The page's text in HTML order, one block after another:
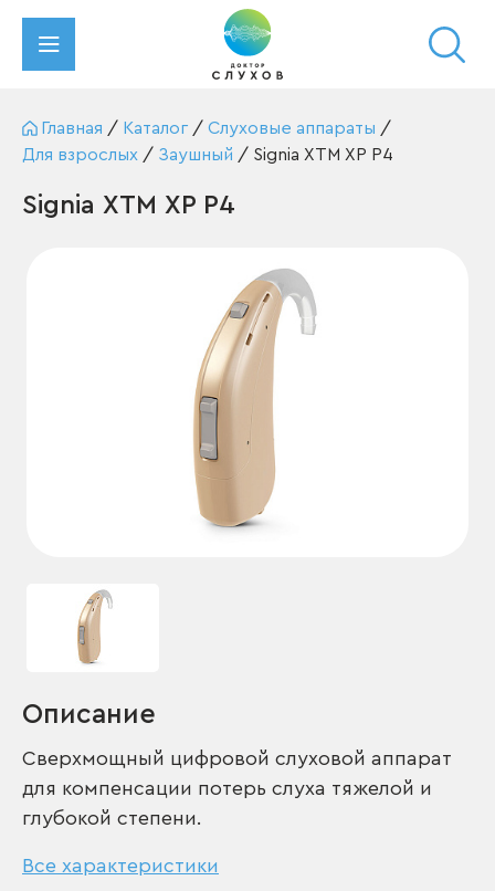
Главная / Каталог / Слуховые аппараты /
Для взрослых / Заушный / Signia XTM XP P4
Signia XTM XP P4
Описание
Сверхмощный цифровой слуховой аппарат
для компенсации потерь слуха тяжелой и
глубокой степени.
Все характеристики